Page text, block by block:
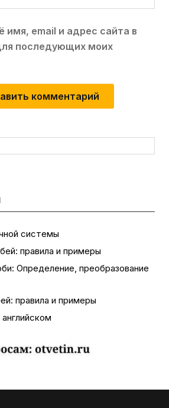
имя, email и адрес сайта в
последующих моих
системы
правила и примеры
Определение, преобразование
правила и примеры